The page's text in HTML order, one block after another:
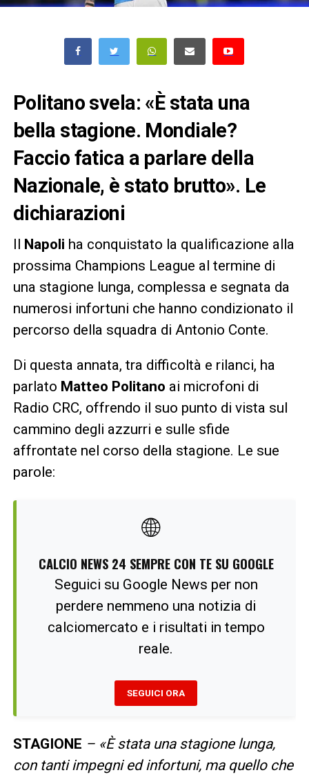
Politano svela: «È stata una
bella stagione. Mondiale?
Faccio fatica a parlare della
Nazionale, è stato brutto». Le
dichiarazioni
Il Napoli ha conquistato la qualificazione alla
prossima Champions League al termine di
una stagione lunga, complessa e segnata da
numerosi infortuni che hanno condizionato il
percorso della squadra di Antonio Conte.
Di questa annata, tra difficoltà e rilanci, ha
parlato Matteo Politano ai microfoni di
Radio CRC, offrendo il suo punto di vista sul
cammino degli azzurri e sulle sfide
affrontate nel corso della stagione. Le sue
parole:
🌐
CALCIO NEWS 24 SEMPRE CON TE SU GOOGLE
Seguici su Google News per non
perdere nemmeno una notizia di
calciomercato e i risultati in tempo
reale.
SEGUICI ORA
STAGIONE – «È stata una stagione lunga,
con tanti impegni ed infortuni, ma quello che